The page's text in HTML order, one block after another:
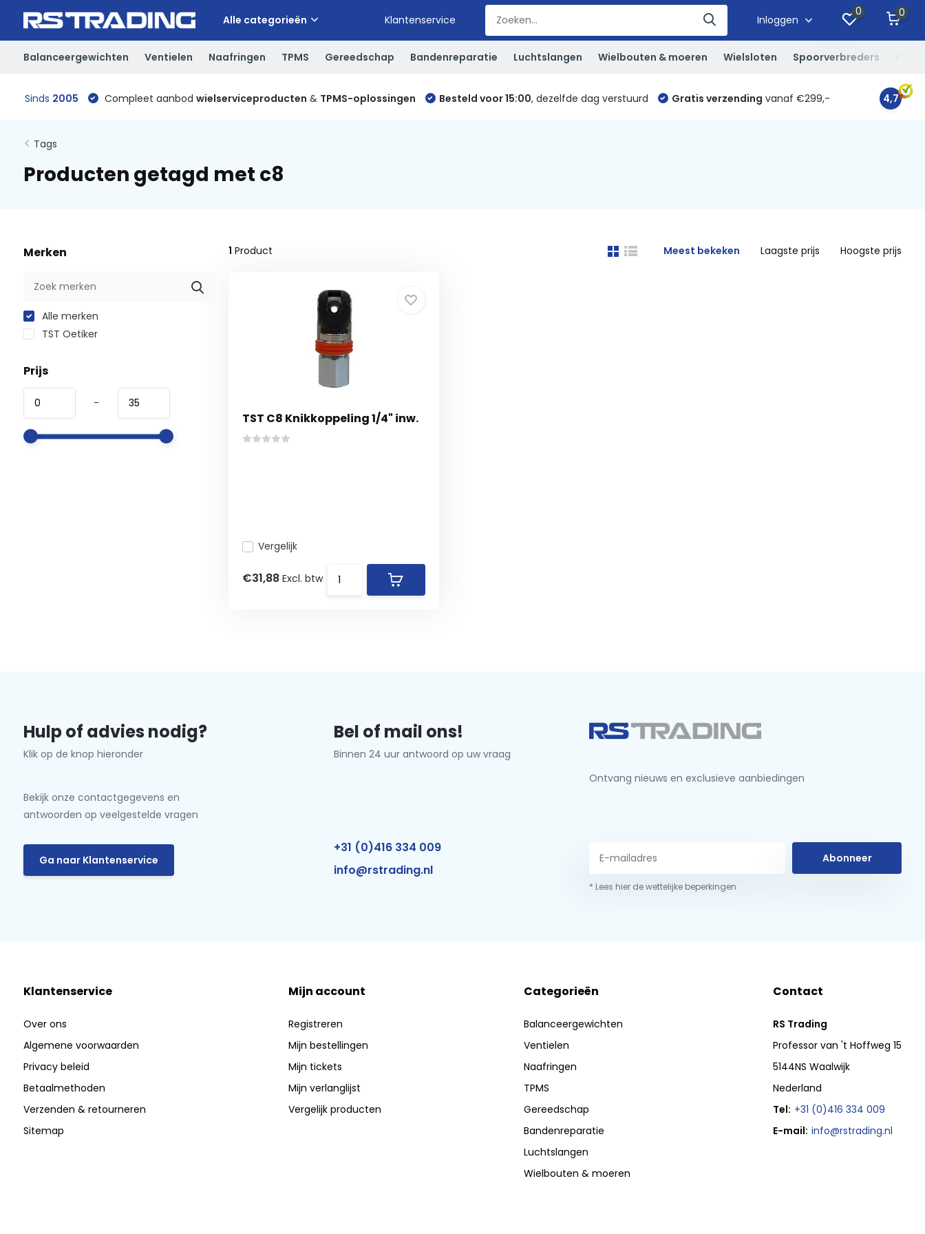
Alle categorieën Klantenservice Inloggen
0 0
Balanceergewichten Ventielen Naafringen TPMS Gereedschap Bandenreparatie Luchtslangen Wielbouten & moeren Wielsloten Spoorverbreders
Sinds 2005 Compleet aanbod wielserviceproducten & TPMS-oplossingen Besteld voor 15:00, dezelfde dag verstuurd Gratis verzending vanaf €299,- 4,7
Tags
Producten getagd met c8
Merken
Alle merken
TST Oetiker
Prijs
-
1 Product Meest bekeken Laagste prijs Hoogste prijs
TST C8 Knikkoppeling 1/4" inw.
Vergelijk
€31,88 Excl. btw
Hulp of advies nodig?
Klik op de knop hieronder
Bekijk onze contactgegevens en
antwoorden op veelgestelde vragen
Ga naar Klantenservice
Bel of mail ons!
Binnen 24 uur antwoord op uw vraag
+31 (0)416 334 009
info@rstrading.nl
Ontvang nieuws en exclusieve aanbiedingen
Abonneer
* Lees hier de wettelijke beperkingen
Klantenservice
Over ons
Algemene voorwaarden
Privacy beleid
Betaalmethoden
Verzenden & retourneren
Sitemap
Mijn account
Registreren
Mijn bestellingen
Mijn tickets
Mijn verlanglijst
Vergelijk producten
Categorieën
Balanceergewichten
Ventielen
Naafringen
TPMS
Gereedschap
Bandenreparatie
Luchtslangen
Wielbouten & moeren
Contact
RS Trading
Professor van 't Hoffweg 15
5144NS Waalwijk
Nederland
Tel: +31 (0)416 334 009
E-mail: info@rstrading.nl